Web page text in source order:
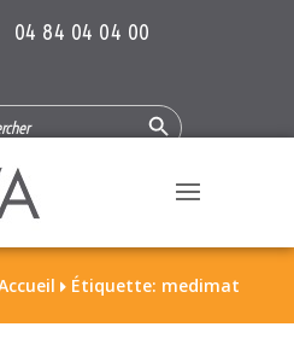
04 84 04 04 00
Search Button
 Étiquette: medimat